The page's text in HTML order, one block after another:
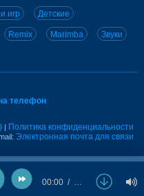
игр Детские
Remix Marimba Звуки
телефон
| Политика конфиденциальности
Электронная почта для связи
00:00 …